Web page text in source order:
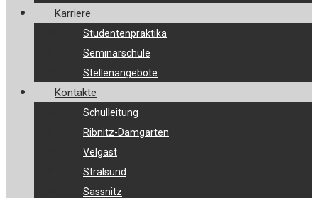
Karriere
Studentenpraktika
Seminarschule
Stellenangebote
Kontakte
Schulleitung
Ribnitz-Damgarten
Velgast
Stralsund
Sassnitz